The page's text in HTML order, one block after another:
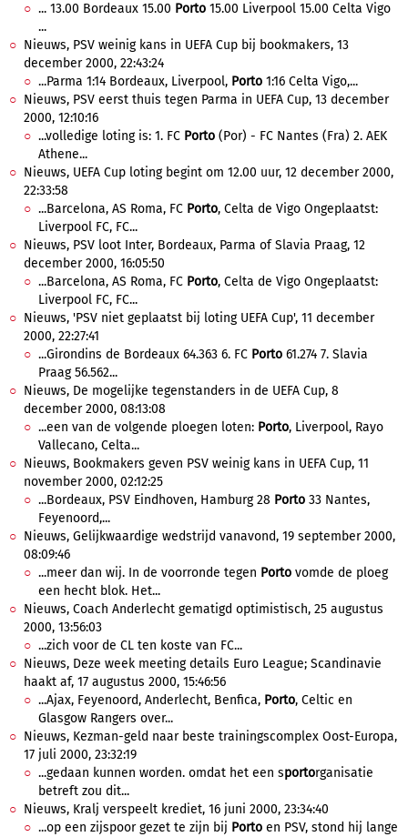
... 13.00 Bordeaux 15.00 Porto 15.00 Liverpool 15.00 Celta Vigo
...
Nieuws, PSV weinig kans in UEFA Cup bij bookmakers, 13
december 2000, 22:43:24
...Parma 1:14 Bordeaux, Liverpool, Porto 1:16 Celta Vigo,...
Nieuws, PSV eerst thuis tegen Parma in UEFA Cup, 13 december
2000, 12:10:16
...volledige loting is: 1. FC Porto (Por) - FC Nantes (Fra) 2. AEK
Athene...
Nieuws, UEFA Cup loting begint om 12.00 uur, 12 december 2000,
22:33:58
...Barcelona, AS Roma, FC Porto, Celta de Vigo Ongeplaatst:
Liverpool FC, FC...
Nieuws, PSV loot Inter, Bordeaux, Parma of Slavia Praag, 12
december 2000, 16:05:50
...Barcelona, AS Roma, FC Porto, Celta de Vigo Ongeplaatst:
Liverpool FC, FC...
Nieuws, 'PSV niet geplaatst bij loting UEFA Cup', 11 december
2000, 22:27:41
...Girondins de Bordeaux 64.363 6. FC Porto 61.274 7. Slavia
Praag 56.562...
Nieuws, De mogelijke tegenstanders in de UEFA Cup, 8
december 2000, 08:13:08
...een van de volgende ploegen loten: Porto, Liverpool, Rayo
Vallecano, Celta...
Nieuws, Bookmakers geven PSV weinig kans in UEFA Cup, 11
november 2000, 02:12:25
...Bordeaux, PSV Eindhoven, Hamburg 28 Porto 33 Nantes,
Feyenoord,...
Nieuws, Gelijkwaardige wedstrijd vanavond, 19 september 2000,
08:09:46
...meer dan wij. In de voorronde tegen Porto vomde de ploeg
een hecht blok. Het...
Nieuws, Coach Anderlecht gematigd optimistisch, 25 augustus
2000, 13:56:03
...zich voor de CL ten koste van FC...
Nieuws, Deze week meeting details Euro League; Scandinavie
haakt af, 17 augustus 2000, 15:46:56
...Ajax, Feyenoord, Anderlecht, Benfica, Porto, Celtic en
Glasgow Rangers over...
Nieuws, Kezman-geld naar beste trainingscomplex Oost-Europa,
17 juli 2000, 23:32:19
...gedaan kunnen worden. omdat het een sportorganisatie
betreft zou dit...
Nieuws, Kralj verspeelt krediet, 16 juni 2000, 23:34:40
...op een zijspoor gezet te zijn bij Porto en PSV, stond hij lange